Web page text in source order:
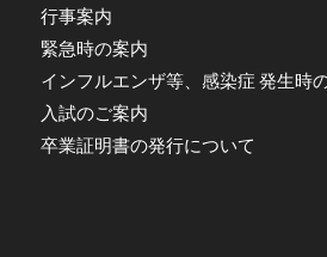
行事案内
緊急時の案内
インフルエンザ等、感染症 発生時
入試のご案内
卒業証明書の発行について